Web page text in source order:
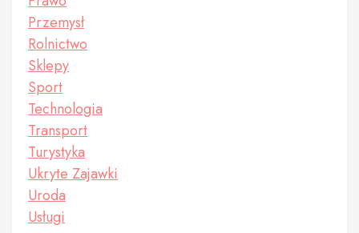
Przemysł
Rolnictwo
Sklepy
Sport
Technologia
Transport
Turystyka
Ukryte Zajawki
Uroda
Usługi